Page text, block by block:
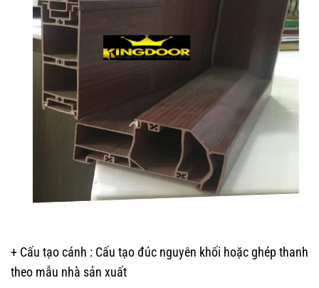
+ Cấu tạo cánh : Cấu tạo đúc nguyên khối hoặc ghép thanh
theo mẫu nhà sản xuất